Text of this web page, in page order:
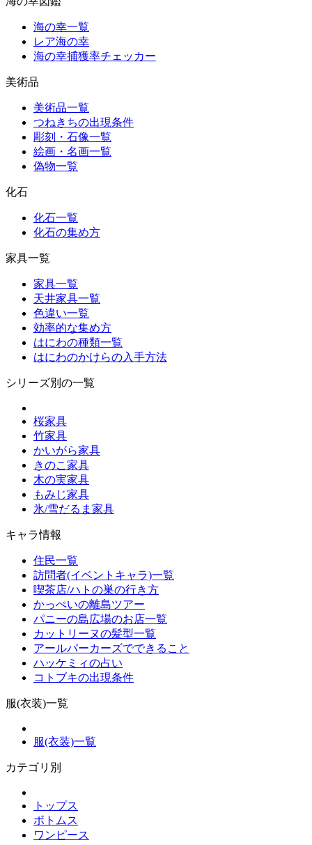
海の幸一覧
レア海の幸
海の幸捕獲率チェッカー
美術品
美術品一覧
つねきちの出現条件
彫刻・石像一覧
絵画・名画一覧
偽物一覧
化石
化石一覧
化石の集め方
家具一覧
家具一覧
天井家具一覧
色違い一覧
効率的な集め方
はにわの種類一覧
はにわのかけらの入手方法
シリーズ別の一覧
桜家具
竹家具
かいがら家具
きのこ家具
木の実家具
もみじ家具
氷/雪だるま家具
キャラ情報
住民一覧
訪問者(イベントキャラ)一覧
喫茶店/ハトの巣の行き方
かっぺいの離島ツアー
パニーの島広場のお店一覧
カットリーヌの髪型一覧
アールパーカーズでできること
ハッケミィの占い
コトブキの出現条件
服(衣装)一覧
服(衣装)一覧
カテゴリ別
トップス
ボトムス
ワンピース